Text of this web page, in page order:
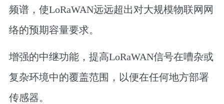
频谱，使LoRaWAN远远超出对大规模物联网网
络的预期容量要求。
增强的中继功能，提高LoRaWAN信号在嘈杂或
复杂环境中的覆盖范围，以便在任何地方部署
传感器。